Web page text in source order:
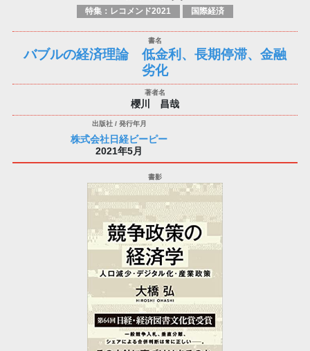
特集：レコメンド2021 国際経済
バブルの経済理論 低金利、長期停滞、金融
劣化
櫻川 昌哉
株式会社日経ビーピー
2021年5月